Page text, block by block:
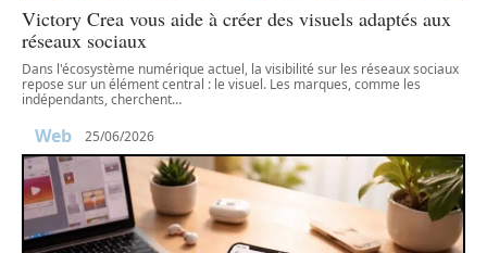
Victory Crea vous aide à créer des visuels adaptés aux
réseaux sociaux
Dans l'écosystème numérique actuel, la visibilité sur les réseaux sociaux
repose sur un élément central : le visuel. Les marques, comme les
indépendants, cherchent…
Web 25/06/2026